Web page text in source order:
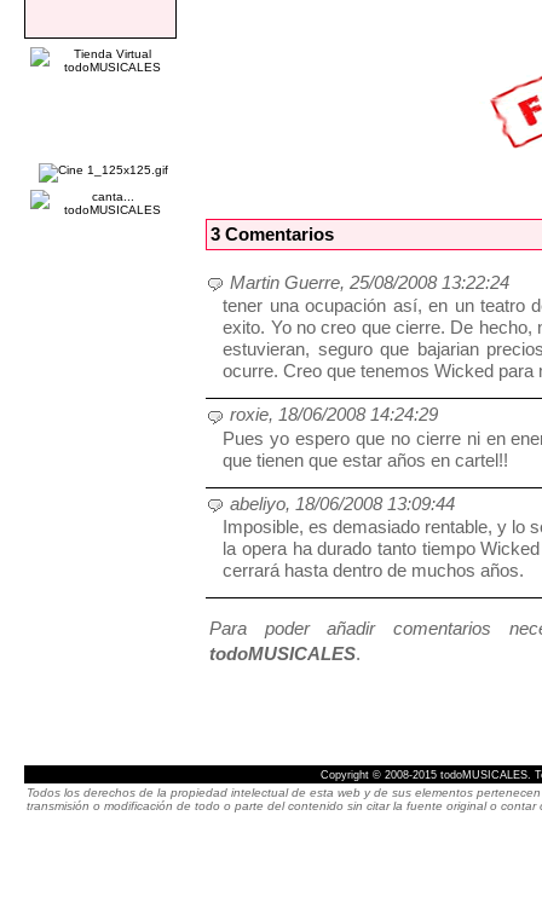
3 Comentarios
Martin Guerre, 25/08/2008 13:22:24
tener una ocupación así, en un teatro
exito. Yo no creo que cierre. De
estuvieran, seguro que bajarian
ocurre. Creo que tenemos Wicked para
roxie, 18/06/2008 14:24:29
Pues yo espero que no cierre ni en
que tienen que estar años en cartel!!
abeliyo, 18/06/2008 13:09:44
Imposible, es demasiado rentable, y lo
la opera ha durado tanto tiempo
cerrará hasta dentro de muchos años.
Para poder añadir comentarios
todoMUSICALES.
Copyright © 2008-2015 todoMUSICALES.
Todos los derechos de la propiedad intelectual de esta web y de sus elementos
transmisión o modificación de todo o parte del contenido sin citar la fuente original o